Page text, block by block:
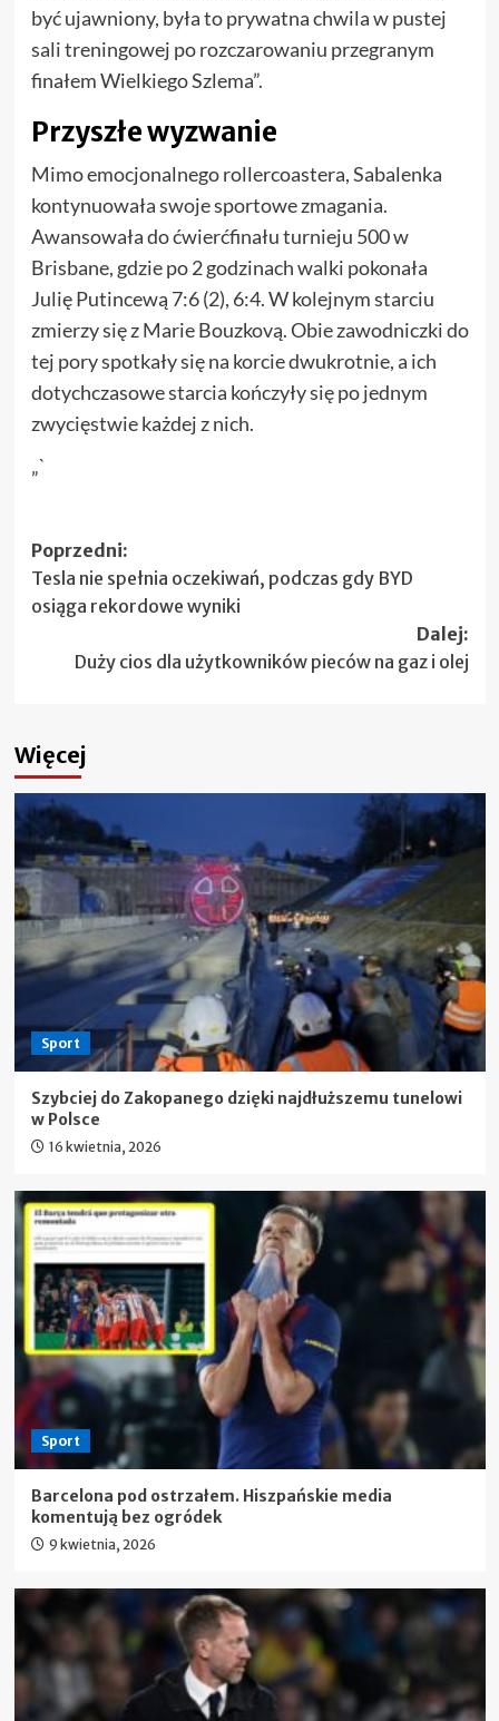
być ujawniony, była to prywatna chwila w pustej
sali treningowej po rozczarowaniu przegranym
finałem Wielkiego Szlema”.
Przyszłe wyzwanie
Mimo emocjonalnego rollercoastera, Sabalenka
kontynuowała swoje sportowe zmagania.
Awansowała do ćwierćfinału turnieju 500 w
Brisbane, gdzie po 2 godzinach walki pokonała
Julię Putincewą 7:6 (2), 6:4. W kolejnym starciu
zmierzy się z Marie Bouzkovą. Obie zawodniczki do
tej pory spotkały się na korcie dwukrotnie, a ich
dotychczasowe starcia kończyły się po jednym
zwycięstwie każdej z nich.
„`
Zobacz
wpisy
Poprzedni:
Tesla nie spełnia oczekiwań, podczas gdy BYD
osiąga rekordowe wyniki
Dalej:
Duży cios dla użytkowników pieców na gaz i olej
Więcej
Sport
Szybciej do Zakopanego dzięki najdłuższemu tunelowi
w Polsce
16 kwietnia, 2026
Sport
Barcelona pod ostrzałem. Hiszpańskie media
komentują bez ogródek
9 kwietnia, 2026